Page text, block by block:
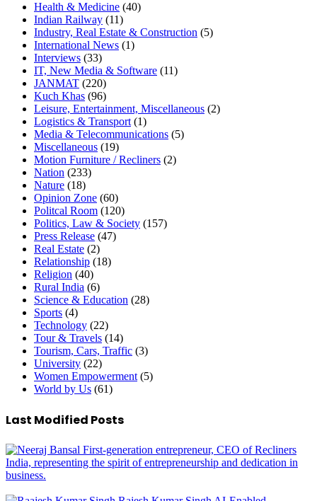
Health & Medicine (40)
Indian Railway (11)
Industry, Real Estate & Construction (5)
International News (1)
Interviews (33)
IT, New Media & Software (11)
JANMAT (220)
Kuch Khas (96)
Leisure, Entertainment, Miscellaneous (2)
Logistics & Transport (1)
Media & Telecommunications (5)
Miscellaneous (19)
Motion Furniture / Recliners (2)
Nation (233)
Nature (18)
Opinion Zone (60)
Politcal Room (120)
Politics, Law & Society (157)
Press Release (47)
Real Estate (2)
Relationship (18)
Religion (40)
Rural India (6)
Science & Education (28)
Sports (4)
Technology (22)
Tour & Travels (14)
Tourism, Cars, Traffic (3)
University (22)
Women Empowerment (5)
World by Us (61)
Last Modified Posts